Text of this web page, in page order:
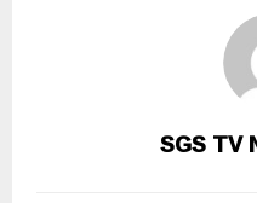
SGS TV